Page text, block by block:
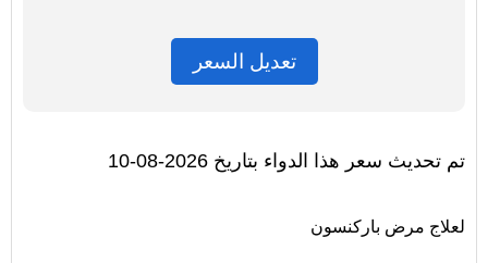
تعديل السعر
تم تحديث سعر هذا الدواء بتاريخ 2026-08-10
لعلاج مرض باركنسون